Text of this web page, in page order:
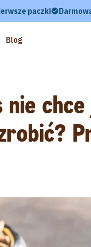
paczki
Blog